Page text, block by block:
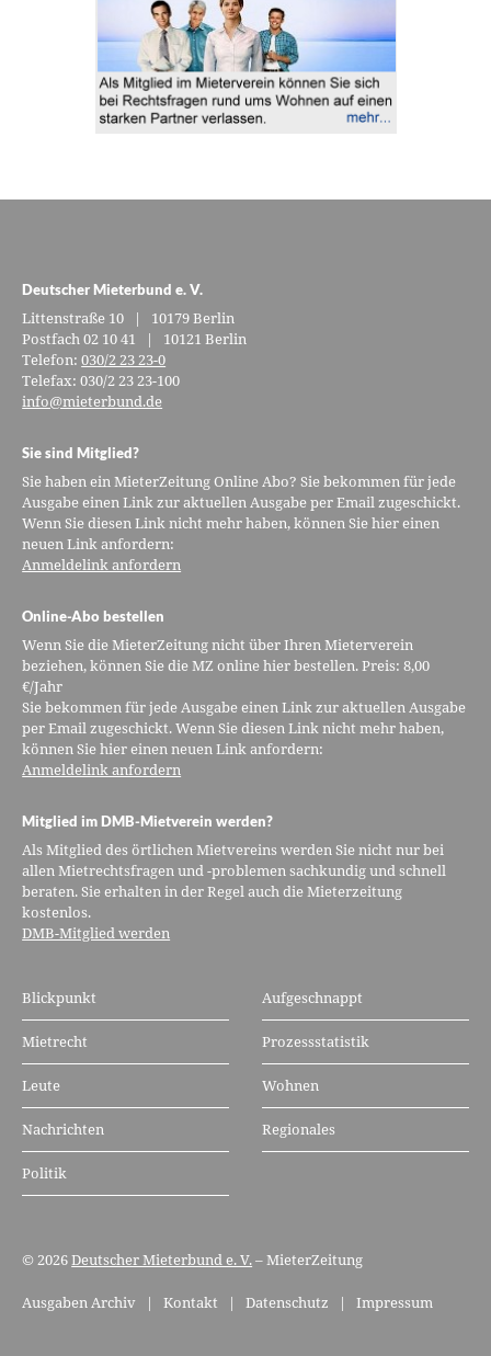
Deutscher Mieterbund e. V.
Littenstraße 10 | 10179 Berlin
Postfach 02 10 41 | 10121 Berlin
Telefon:030/2 23 23-0
Telefax: 030/2 23 23-100
info@mieterbund.de
Sie sind Mitglied?
Sie haben ein MieterZeitung Online Abo? Sie bekommen für jede
Ausgabe einen Link zur aktuellen Ausgabe per Email zugeschickt.
Wenn Sie diesen Link nicht mehr haben, können Sie hier einen
neuen Link anfordern:
Anmeldelink anfordern
Online-Abo bestellen
Wenn Sie die MieterZeitung nicht über Ihren Mieterverein
beziehen, können Sie die MZ online hier bestellen. Preis: 8,00
€/Jahr
Sie bekommen für jede Ausgabe einen Link zur aktuellen Ausgabe
per Email zugeschickt. Wenn Sie diesen Link nicht mehr haben,
können Sie hier einen neuen Link anfordern:
Anmeldelink anfordern
Mitglied im DMB-Mietverein werden?
Als Mitglied des örtlichen Mietvereins werden Sie nicht nur bei
allen Mietrechtsfragen und -problemen sachkundig und schnell
beraten. Sie erhalten in der Regel auch die Mieterzeitung
kostenlos.
DMB-Mitglied werden
Blickpunkt
Mietrecht
Leute
Nachrichten
Politik
Aufgeschnappt
Prozessstatistik
Wohnen
Regionales
© 2026Deutscher Mieterbund e. V.– MieterZeitung
Ausgaben Archiv |Kontakt |Datenschutz |Impressum